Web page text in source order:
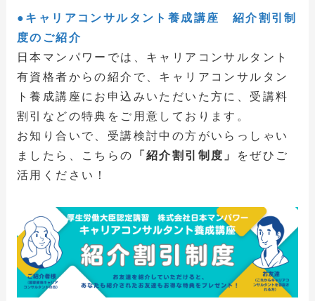
●キャリアコンサルタント養成講座 紹介割引制
度のご紹介
日本マンパワーでは、キャリアコンサルタント
有資格者からの紹介で、キャリアコンサルタン
ト養成講座にお申込みいただいた方に、受講料
割引などの特典をご用意しております。
お知り合いで、受講検討中の方がいらっしゃい
ましたら、こちらの 「紹介割引制度」
をぜひご
活用ください！